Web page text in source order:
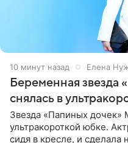
10 минут назад Елена
Беременная звезда
снялась в
Звезда «Папиных дочек»
ультракороткой юбке.
сидя в кресле, и сделала